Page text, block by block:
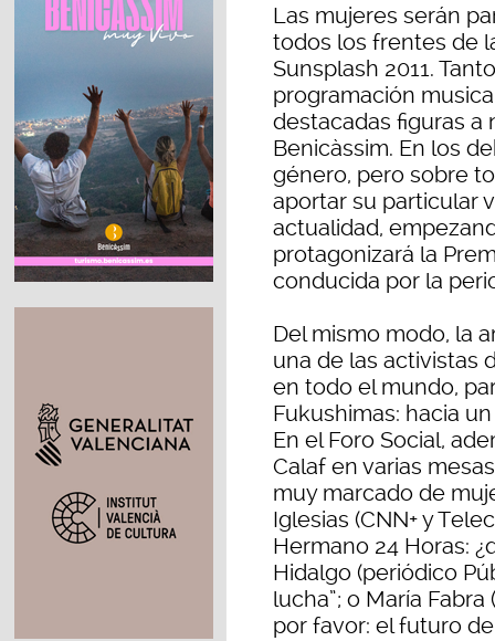
Las mujeres serán
todos los frentes de
Sunsplash 2011.
programación
destacadas figuras a
Benicàssim. En los
género, pero sobre
aportar su particular
actualidad,
protagonizará la
conducida por la
Del mismo modo, la
una de las activistas
en todo el mundo,
Fukushimas: hacia
En el Foro Social,
Calaf en varias
muy marcado de
Iglesias (CNN+ y
Hermano 24 Horas:
Hidalgo (periódico
lucha”; o María Fabra
por favor: el futuro de